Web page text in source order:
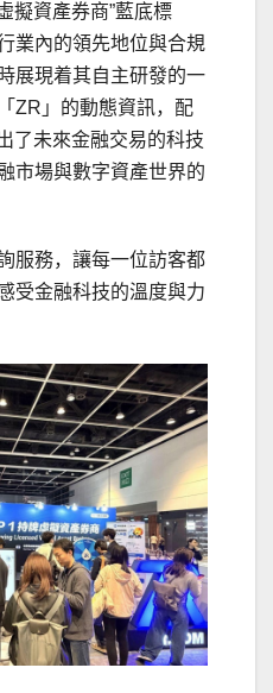
擬資產券商”藍底標
業內的領先地位與合規
展現着其自主研發的一
ZR」的動態資訊，配
了未來金融交易的科技
市場與數字資產世界的
服務，讓每一位訪客都
受金融科技的溫度與力